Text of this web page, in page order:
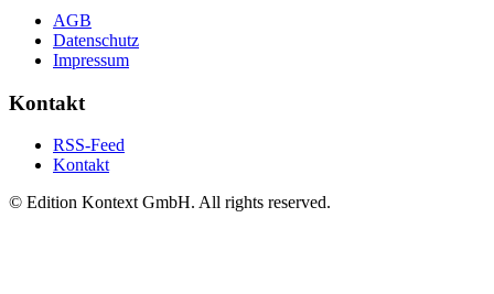
AGB
Datenschutz
Impressum
Kontakt
RSS-Feed
Kontakt
© Edition Kontext GmbH. All rights reserved.